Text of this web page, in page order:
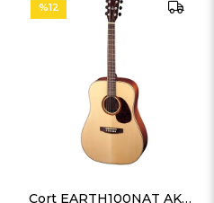
Cort EARTH100NAT AKUSTİK GİTAR
%12